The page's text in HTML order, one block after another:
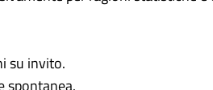
su invito.
spontanea.